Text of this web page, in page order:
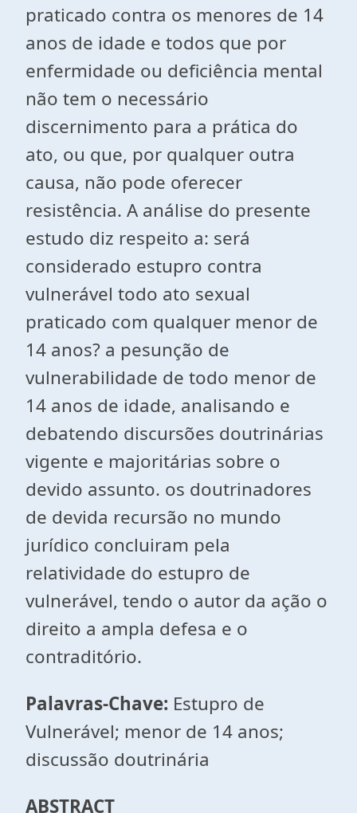
praticado contra os menores de 14
anos de idade e todos que por
enfermidade ou deficiência mental
não tem o necessário
discernimento para a prática do
ato, ou que, por qualquer outra
causa, não pode oferecer
resistência. A análise do presente
estudo diz respeito a: será
considerado estupro contra
vulnerável todo ato sexual
praticado com qualquer menor de
14 anos? a pesunção de
vulnerabilidade de todo menor de
14 anos de idade, analisando e
debatendo discursões doutrinárias
vigente e majoritárias sobre o
devido assunto. os doutrinadores
de devida recursão no mundo
jurídico concluiram pela
relatividade do estupro de
vulnerável, tendo o autor da ação o
direito a ampla defesa e o
contraditório.
Palavras-Chave: Estupro de
Vulnerável; menor de 14 anos;
discussão doutrinária
ABSTRACT